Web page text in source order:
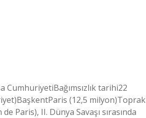
CumhuriyetiBağımsızlık tarihi22
(12,5 milyon)Toprak
Paris), II. Dünya Savaşı sırasında